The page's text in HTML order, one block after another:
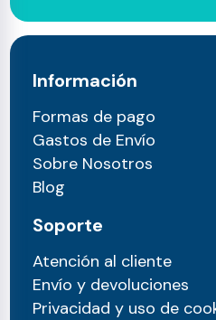
Información
Formas de pago
Gastos de Envío
Sobre Nosotros
Blog
Soporte
Atención al cliente
Envío y devoluciones
Privacidad y uso de